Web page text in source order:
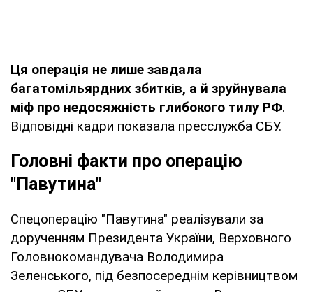
Ця операція не лише завдала
багатомільярдних збитків, а й зруйнувала
міф про недосяжність глибокого тилу РФ.
Відповідні кадри показала пресслужба СБУ.
Головні факти про операцію
"Павутина"
Спецоперацію "Павутина" реалізували за
дорученням Президента України, Верховного
Головнокомандувача Володимира
Зеленського, під безпосереднім керівництвом